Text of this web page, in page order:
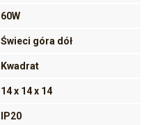
60W
Świeci góra dół
Kwadrat
14 x 14 x 14
IP20